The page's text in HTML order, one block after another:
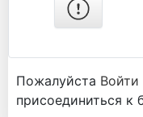
Пожалуйста Войти
присоединиться к